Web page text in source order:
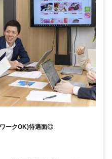
ークOK)待遇面◎